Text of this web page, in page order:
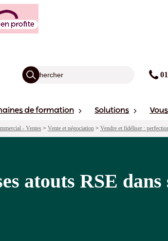
de formation Solutions
- Ventes> Vente et négociation> Vendre et fidéliser :
atouts RSE
son argumentaire commercial
Points forts